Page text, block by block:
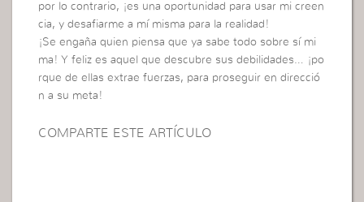
por lo contrario, ¡es una oportunidad para usar mi creen
cia, y desafiarme a mí misma para la realidad!
¡Se engaña quien piensa que ya sabe todo sobre sí mi
ma! Y feliz es aquel que descubre sus debilidades… ¡po
rque de ellas extrae fuerzas, para proseguir en direcció
n a su meta!
COMPARTE ESTE ARTÍCULO